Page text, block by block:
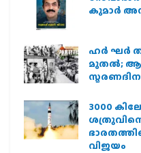
കുമാർ
ഹര്‍ ഘര്‍
മുതല്‍;
3000
ശത്രുവിനെ
വിജയം